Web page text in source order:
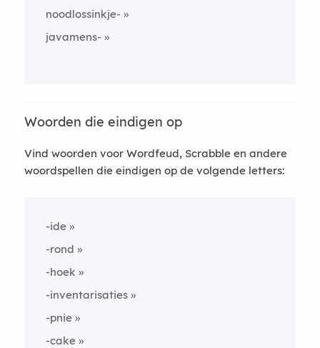
noodlossinkje-
javamens-
Woorden die eindigen op
Vind woorden voor Wordfeud, Scrabble en andere
woordspellen die eindigen op de volgende letters:
-ide
-rond
-hoek
-inventarisaties
-pnie
-cake